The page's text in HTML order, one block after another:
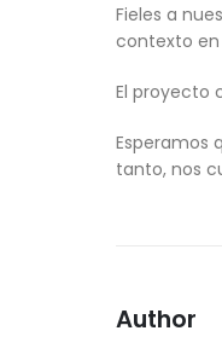
Fieles a
contexto en
El proyecto
Esperamos
tanto, nos
Author